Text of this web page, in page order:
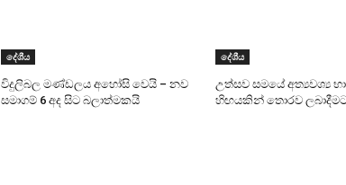
දේශීය
විදුලිබල මණ්ඩලය අහෝසි වෙයි – නව
සමාගම් 6 අද සිට බලාත්මකයි
දේශීය
උත්සව සමයේ අත්‍යවශ්‍ය
හිඟයකින් තොරව